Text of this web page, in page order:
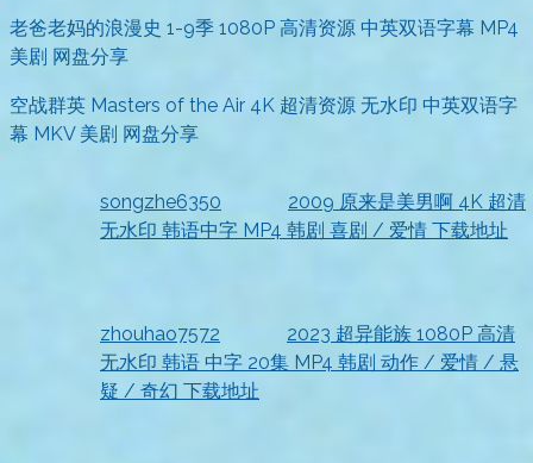
老爸老妈的浪漫史 1-9季 1080P 高清资源 中英双语字幕 MP4
美剧 网盘分享
空战群英 Masters of the Air 4K 超清资源 无水印 中英双语字
幕 MKV 美剧 网盘分享
songzhe6350
2009 原来是美男啊 4K 超清
无水印 韩语中字 MP4 韩剧 喜剧 / 爱情 下载地址
zhouhao7572
2023 超异能族 1080P 高清
无水印 韩语 中字 20集 MP4 韩剧 动作 / 爱情 / 悬
疑 / 奇幻 下载地址